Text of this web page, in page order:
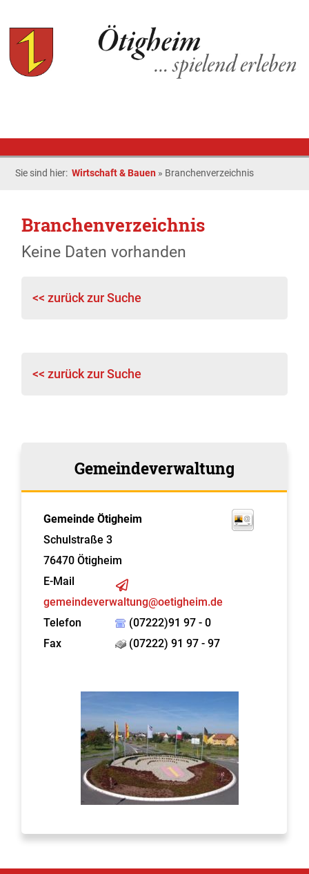
Sie sind hier:Wirtschaft & Bauen » Branchenverzeichnis
Branchenverzeichnis
Keine Daten vorhanden
<< zurück zur Suche
<< zurück zur Suche
Gemeindeverwaltung
Gemeinde Ötigheim
Schulstraße 3
76470 Ötigheim
E-Mail
gemeindeverwaltung@oetigheim.de
Telefon
(07222)91 97 - 0
Fax
(07222) 91 97 - 97